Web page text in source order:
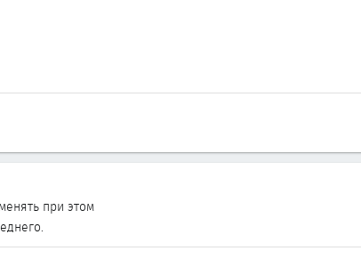
при этом